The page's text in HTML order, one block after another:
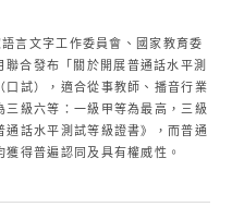
言文字工作委員會、國家教育委
合發布「關於開展普通話水平測
試），適合從事教師、播音行業
級六等：一級甲等為最高，三級
話水平測試等級證書》，而普通
得普遍認同及具有權威性。